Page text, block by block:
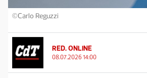
©Carlo Reguzzi
RED. ONLINE
08.07.2026 14:00